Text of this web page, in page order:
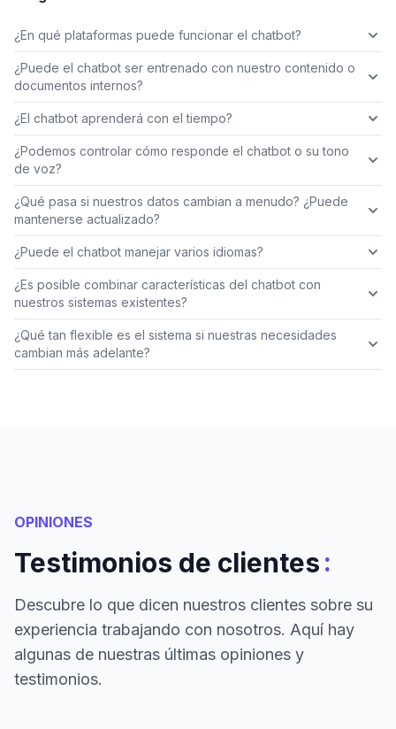
¿En qué plataformas puede funcionar el chatbot?
¿Puede el chatbot ser entrenado con nuestro contenido o
documentos internos?
¿El chatbot aprenderá con el tiempo?
¿Podemos controlar cómo responde el chatbot o su tono
de voz?
¿Qué pasa si nuestros datos cambian a menudo? ¿Puede
mantenerse actualizado?
¿Puede el chatbot manejar varios idiomas?
¿Es posible combinar características del chatbot con
nuestros sistemas existentes?
¿Qué tan flexible es el sistema si nuestras necesidades
cambian más adelante?
OPINIONES
Testimonios de clientes:
Descubre lo que dicen nuestros clientes sobre su
experiencia trabajando con nosotros. Aquí hay
algunas de nuestras últimas opiniones y
testimonios.